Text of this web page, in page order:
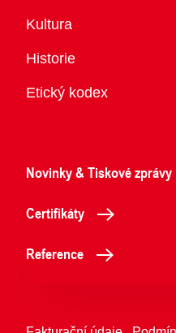
Kultura
Historie
Etický kodex
Novinky & Tiskové zprávy
Certifikáty
Reference